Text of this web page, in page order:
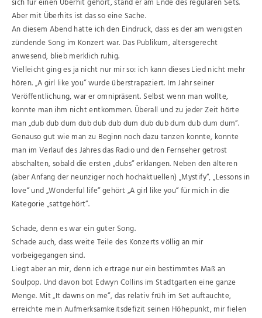
Aber mit Überhits ist das so eine Sache.
An diesem Abend hatte ich den Eindruck, dass es der am wenigsten
zündende Song im Konzert war. Das Publikum, altersgerecht
anwesend, blieb merklich ruhig.
Vielleicht ging es ja nicht nur mir so: ich kann dieses Lied nicht mehr
hören. „A girl like you“ wurde überstrapaziert. Im Jahr seiner
Veröffentlichung, war er omnipräsent. Selbst wenn man wollte,
konnte man ihm nicht entkommen. Überall und zu jeder Zeit hörte
man „dub dub dum dub dub dub dum dub dub dum dub dum dum“.
Genauso gut wie man zu Beginn noch dazu tanzen konnte, konnte
man im Verlauf des Jahres das Radio und den Fernseher getrost
abschalten, sobald die ersten „dubs“ erklangen. Neben den älteren
(aber Anfang der neunziger noch hochaktuellen) „Mystify“, „Lessons in
love“ und „Wonderful life“ gehört „A girl like you“ für mich in die
Kategorie „sattgehört“.
Schade, denn es war ein guter Song.
Schade auch, dass weite Teile des Konzerts völlig an mir
vorbeigegangen sind.
Liegt aber an mir, denn ich ertrage nur ein bestimmtes Maß an
Soulpop. Und davon bot Edwyn Collins im Stadtgarten eine ganze
Menge. Mit „It dawns on me“, das relativ früh im Set auftauchte,
erreichte mein Aufmerksamkeitsdefizit seinen Höhepunkt, mir fielen